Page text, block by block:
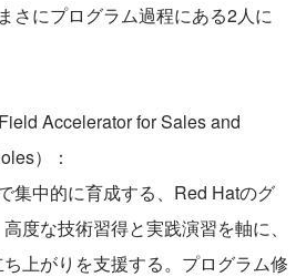
さにプログラム過程にある2人に
Accelerator for Sales and
）：
集中的に育成する、Red Hatのグ
度な技術習得と実践演習を軸に、
上がりを支援する。プログラム修